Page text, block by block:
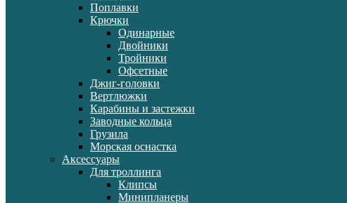
Поплавки
Крючки
Одинарные
Двойники
Тройники
Офсетные
Джиг-головки
Вертлюжки
Карабины и застежки
Заводные кольца
Грузила
Морская оснастка
Аксессуары
Для троллинга
Клипсы
Минипланеры